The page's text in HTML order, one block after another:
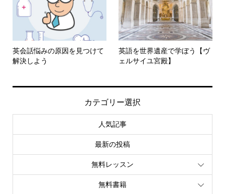
英会話悩みの原因を見つけて
解決しよう
英語を世界遺産で学ぼう【ヴ
ェルサイユ宮殿】
カテゴリー選択
人気記事
最新の投稿
無料レッスン
無料書籍